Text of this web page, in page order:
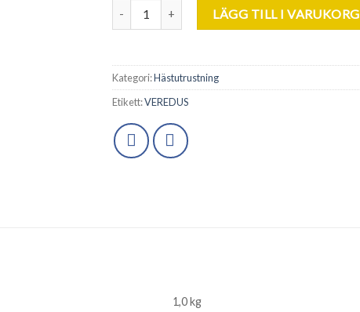
Veredus. Pro-Jump. mängdLÄGG TILL I VARUKORG
Kategori:Hästutrustning
Etikett:VEREDUS
1,0 kg